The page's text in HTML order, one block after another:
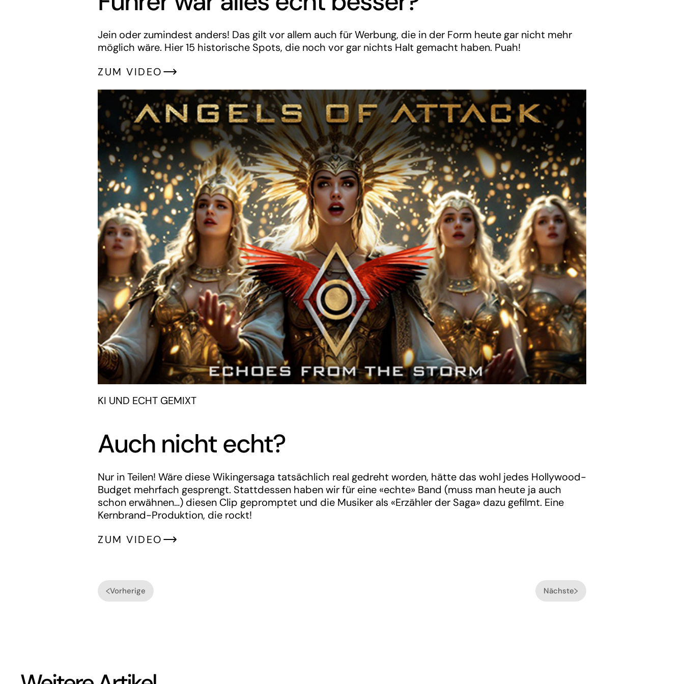
Jein oder zumindest anders! Das gilt vor allem auch für Werbung, die in der Form heute gar nicht mehr
möglich wäre. Hier 15 historische Spots, die noch vor gar nichts Halt gemacht haben. Puah!
ZUM VIDEO
KI UND ECHT GEMIXT
Auch nicht echt?
Nur in Teilen! Wäre diese Wikingersaga tatsächlich real gedreht worden, hätte das wohl jedes Hollywood-
Budget mehrfach gesprengt. Stattdessen haben wir für eine «echte» Band (muss man heute ja auch
schon erwähnen…) diesen Clip gepromptet und die Musiker als «Erzähler der Saga» dazu gefilmt. Eine
Kernbrand-Produktion, die rockt!
ZUM VIDEO
Vorherige Nächste